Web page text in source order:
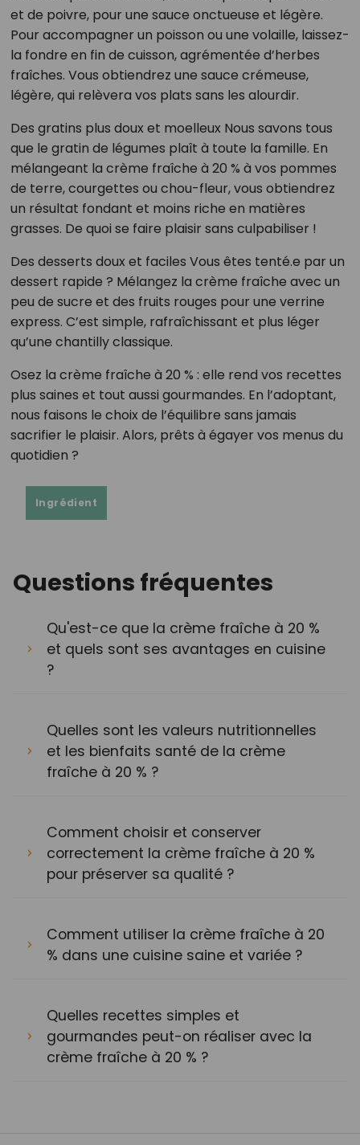
et de poivre, pour une sauce onctueuse et légère.
Pour accompagner un poisson ou une volaille, laissez-
la fondre en fin de cuisson, agrémentée d’herbes
fraîches. Vous obtiendrez une sauce crémeuse,
légère, qui relèvera vos plats sans les alourdir.
Des gratins plus doux et moelleux Nous savons tous
que le gratin de légumes plaît à toute la famille. En
mélangeant la crème fraîche à 20 % à vos pommes
de terre, courgettes ou chou-fleur, vous obtiendrez
un résultat fondant et moins riche en matières
grasses. De quoi se faire plaisir sans culpabiliser !
Des desserts doux et faciles Vous êtes tenté.e par un
dessert rapide ? Mélangez la crème fraîche avec un
peu de sucre et des fruits rouges pour une verrine
express. C’est simple, rafraîchissant et plus léger
qu’une chantilly classique.
Osez la crème fraîche à 20 % : elle rend vos recettes
plus saines et tout aussi gourmandes. En l’adoptant,
nous faisons le choix de l’équilibre sans jamais
sacrifier le plaisir. Alors, prêts à égayer vos menus du
quotidien ?
Ingrédient
Questions fréquentes
Qu'est-ce que la crème fraîche à 20 %
et quels sont ses avantages en cuisine
?
Quelles sont les valeurs nutritionnelles
et les bienfaits santé de la crème
fraîche à 20 % ?
Comment choisir et conserver
correctement la crème fraîche à 20 %
pour préserver sa qualité ?
Comment utiliser la crème fraîche à 20
% dans une cuisine saine et variée ?
Quelles recettes simples et
gourmandes peut-on réaliser avec la
crème fraîche à 20 % ?